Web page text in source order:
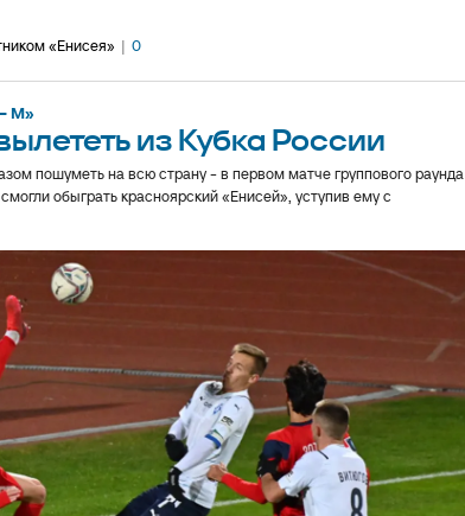
«Енисея» | 0
М»
из Кубка России
пошуметь на всю страну - в первом матче группового раунда
обыграть красноярский «Енисей», уступив ему с